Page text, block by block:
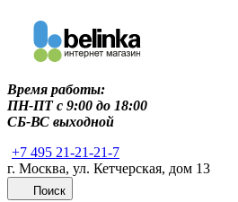
Время работы:
ПН-ПТ c 9:00 до 18:00
СБ-ВС выходной
+7 495 21-21-21-7
г. Москва, ул. Кетчерская, дом 13
Поиск